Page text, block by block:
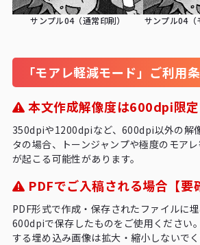
サンプル04（通常印刷） サンプル04（
「モアレ軽減モード」ご利用
本文作成解像度は600dpi限
350dpiや1200dpiなど、600dpi以外の解
タの場合、トーンジャンプや極度のモア
が起こる可能性があります。
PDFでご入稿される場合【要
PDF形式で作成・保存されたファイルに
600dpiで保存したものをご使用ください
する埋め込み画像は拡大・縮小しないでく